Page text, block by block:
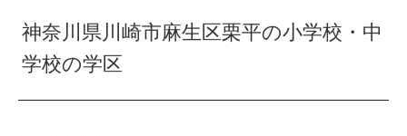
神奈川県川崎市麻生区栗平の小学校・中
学校の学区